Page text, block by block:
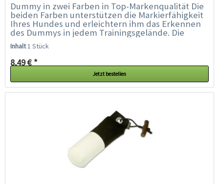
Dummy in zwei Farben in Top-Markenqualität Die
beiden Farben unterstützen die Markierfähigkeit
Ihres Hundes und erleichtern ihm das Erkennen
des Dummys in jedem Trainingsgelände. Die
spezielle Füllung und...
Inhalt1 Stück
8,49 € *
Jetzt bestellen